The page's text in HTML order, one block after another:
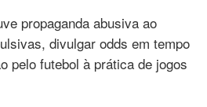
propaganda abusiva ao
divulgar odds em tempo
pelo futebol à prática de jogos